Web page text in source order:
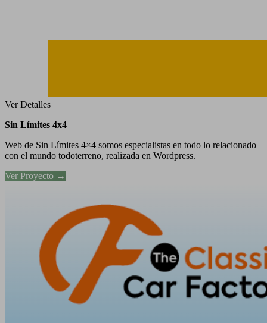
Ver Detalles
Sin Límites 4x4
Web de Sin Límites 4×4 somos especialistas en todo lo relacionado
con el mundo todoterreno, realizada en Wordpress.
Ver Proyecto →